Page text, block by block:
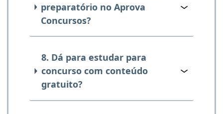
preparatório no Aprova
Concursos?
8. Dá para estudar para
concurso com conteúdo
gratuito?